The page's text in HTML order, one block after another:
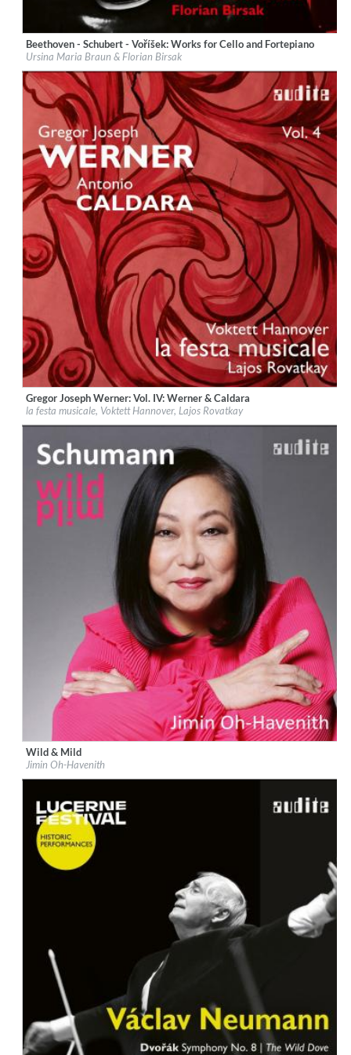
Label:audite Musikproduktion
Genre: Classical
$ 12.90
Beethoven - Schubert - Voříšek: Works for Cello and Fortepiano
Ursina Maria Braun & Florian Birsak
Label:audite Musikproduktion
Genre: Classical
$ 12.90
Gregor Joseph Werner: Vol. IV: Werner & Caldara
la festa musicale, Voktett Hannover, Lajos Rovatkay
Label: audite Musikproduktion
Genre:Classical
$ 12.90
Wild & Mild
Jimin Oh-Havenith